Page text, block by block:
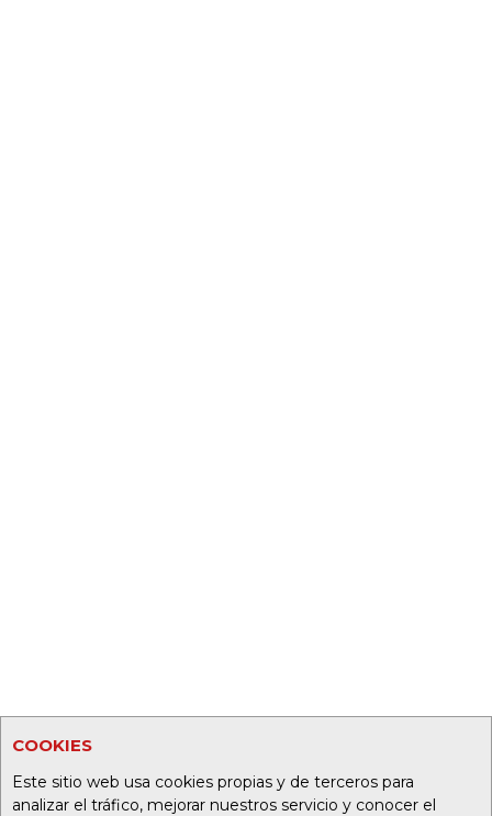
COOKIES
Este sitio web usa cookies propias y de terceros para
analizar el tráfico, mejorar nuestros servicio y conocer el